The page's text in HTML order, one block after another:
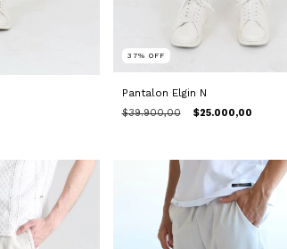
37% OFF
Pantalon Elgin N
$39.900,00 $25.000,00